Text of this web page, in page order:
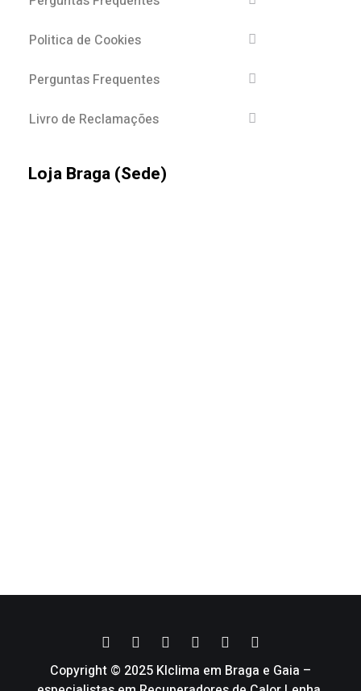
Politica de Cookies
Perguntas Frequentes
Livro de Reclamações
Loja Braga (Sede)
Copyright © 2025 Klclima em Braga e Gaia –